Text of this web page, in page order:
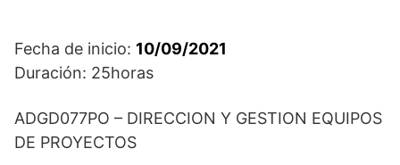
Fecha de inicio: 10/09/2021
Duración: 25horas
ADGD077PO – DIRECCION Y GESTION EQUIPOS
DE PROYECTOS